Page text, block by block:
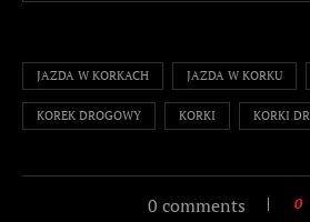
JAZDA W KORKACH JAZDA W KORKU
KOREK DROGOWY KORKI KORKI
0 comments 0